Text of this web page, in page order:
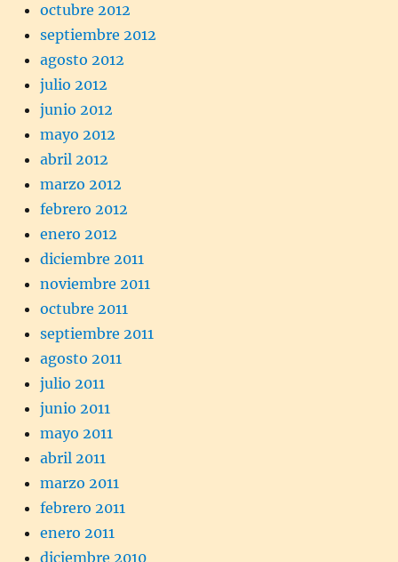
octubre 2012
septiembre 2012
agosto 2012
julio 2012
junio 2012
mayo 2012
abril 2012
marzo 2012
febrero 2012
enero 2012
diciembre 2011
noviembre 2011
octubre 2011
septiembre 2011
agosto 2011
julio 2011
junio 2011
mayo 2011
abril 2011
marzo 2011
febrero 2011
enero 2011
diciembre 2010